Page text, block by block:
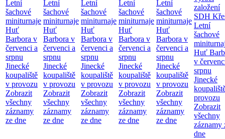
Letní
šachové
miniturnaje
Huť
Barbora v
červenci a
srpnu
Jinecké
koupaliště
v provozu
Zobrazit
všechny
záznamy
ze dne
Letní
šachové
miniturnaje
Huť
Barbora v
červenci a
srpnu
Jinecké
koupaliště
v provozu
Zobrazit
všechny
záznamy
ze dne
Letní
šachové
miniturnaje
Huť
Barbora v
červenci a
srpnu
Jinecké
koupaliště
v provozu
Zobrazit
všechny
záznamy
ze dne
Letní
šachové
miniturnaje
Huť
Barbora v
červenci a
srpnu
Jinecké
koupaliště
v provozu
Zobrazit
všechny
záznamy
ze dne
Letní
šachové
miniturnaje
Huť
Barbora v
červenci a
srpnu
Jinecké
koupaliště
v provozu
Zobrazit
všechny
záznamy
ze dne
založení
SDH
Letní
šachové
Huť
v
srpnu
Jinecké
provozu
Zobrazit
všechny
záznamy
dne